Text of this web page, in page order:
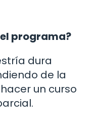
programa?
dura
de la
un curso